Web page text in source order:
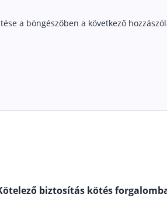
a böngészőben a következő
biztosítás kötés